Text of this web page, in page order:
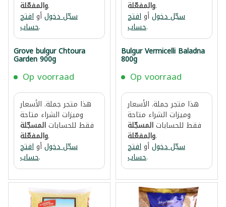
والمفعّلة.
سجّل دخولأوافتح
حساب.
Grove bulgur Chtoura
Garden 900g
Op voorraad
هذا متجر جملة. الأسعار
وميزات الشراء متاحة
فقط للحساباتالمسجّلة
والمفعّلة.
سجّل دخولأوافتح
حساب.
والمفعّلة.
سجّل دخولأوافتح
حساب.
Bulgur Vermicelli Baladna
800g
Op voorraad
هذا متجر جملة. الأسعار
وميزات الشراء متاحة
فقط للحساباتالمسجّلة
والمفعّلة.
سجّل دخولأوافتح
حساب.